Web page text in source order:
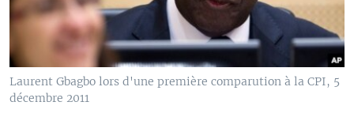
Laurent Gbagbo lors d'une première comparution à la CPI, 5
décembre 2011